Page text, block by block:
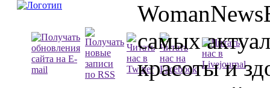
самых
красоты и